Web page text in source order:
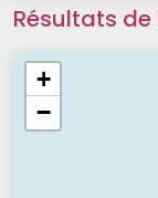
Résultats
+
−